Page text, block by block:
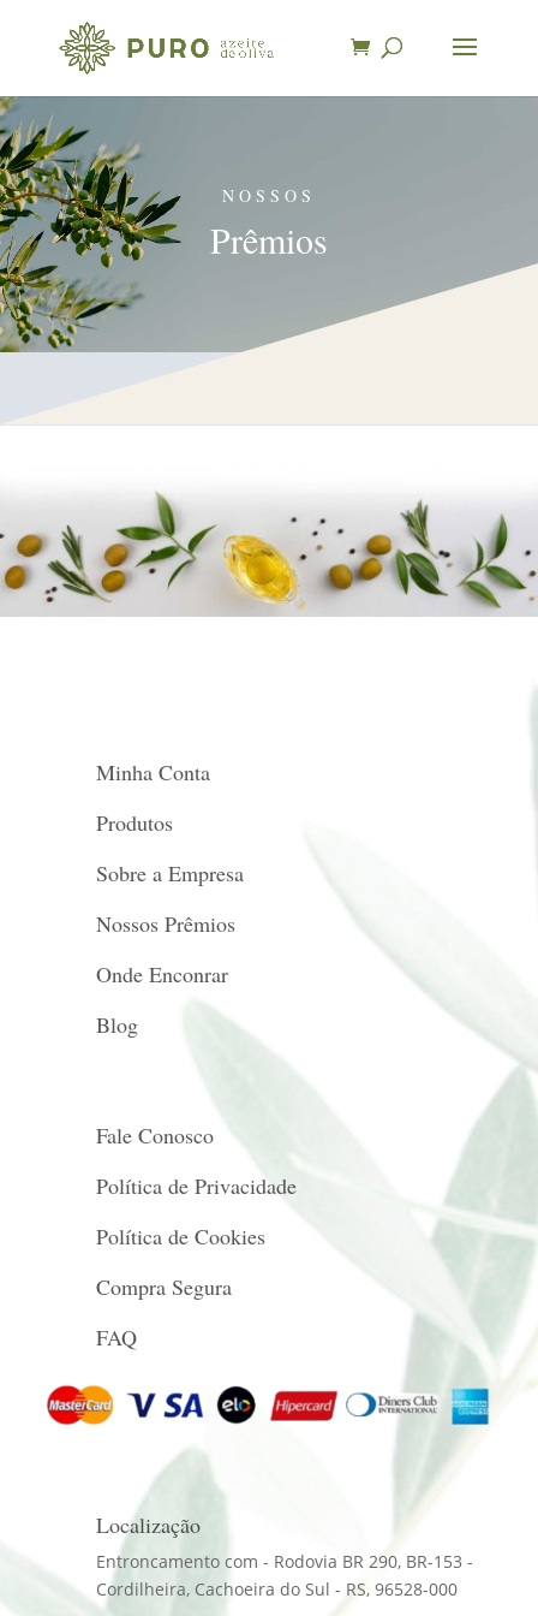
NOSSOS
Prêmios
Minha Conta
Produtos
Sobre a Empresa
Nossos Prêmios
Onde Enconrar
Blog
Fale Conosco
Política de Privacidade
Política de Cookies
Compra Segura
FAQ
Localização
Entroncamento com - Rodovia BR 290, BR-153 -
Cordilheira, Cachoeira do Sul - RS, 96528-000